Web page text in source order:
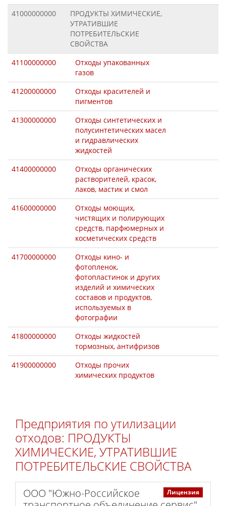
41000000000
ПРОДУКТЫ ХИМИЧЕСКИЕ,
УТРАТИВШИЕ
ПОТРЕБИТЕЛЬСКИЕ
СВОЙСТВА
41100000000
Отходы упакованных
газов
41200000000
Отходы красителей и
пигментов
41300000000
Отходы синтетических и
полусинтетических масел
и гидравлических
жидкостей
41400000000
Отходы органических
растворителей, красок,
лаков, мастик и смол
41600000000
Отходы моющих,
чистящих и полирующих
средств, парфюмерных и
косметических средств
41700000000
Отходы кино- и
фотопленок,
фотопластинок и других
изделий и химических
составов и продуктов,
используемых в
фотографии
41800000000
Отходы жидкостей
тормозных, антифризов
41900000000
Отходы прочих
химических продуктов
Предприятия по утилизации
отходов: ПРОДУКТЫ
ХИМИЧЕСКИЕ, УТРАТИВШИЕ
ПОТРЕБИТЕЛЬСКИЕ СВОЙСТВА
Лицензия
ООО "Южно-Российское